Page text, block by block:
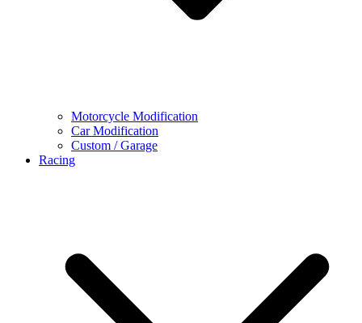
Motorcycle Modification
Car Modification
Custom / Garage
Racing